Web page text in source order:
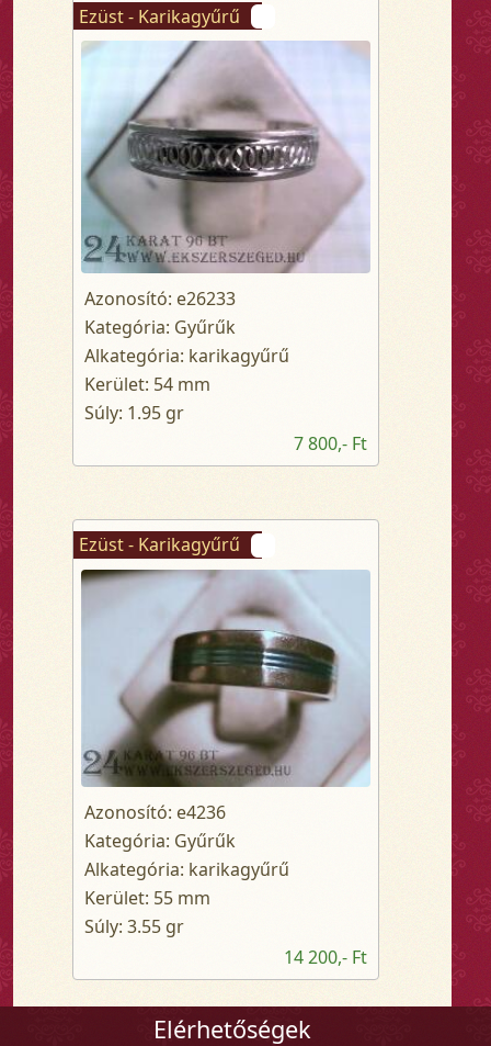
Ezüst - Karikagyűrű
Azonosító: e26233
Kategória: Gyűrűk
Alkategória: karikagyűrű
Kerület: 54 mm
Súly: 1.95 gr
7 800,- Ft
Ezüst - Karikagyűrű
Azonosító: e4236
Kategória: Gyűrűk
Alkategória: karikagyűrű
Kerület: 55 mm
Súly: 3.55 gr
14 200,- Ft
Elérhetőségek